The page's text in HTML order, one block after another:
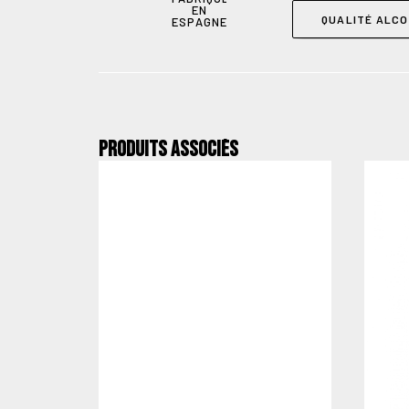
EN
ESPAGNE
QUALITÉ
Produits associés